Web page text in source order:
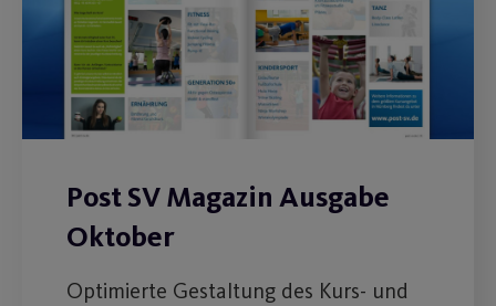
Post SV Magazin Ausgabe
Oktober
Optimierte Gestaltung des Kurs- und